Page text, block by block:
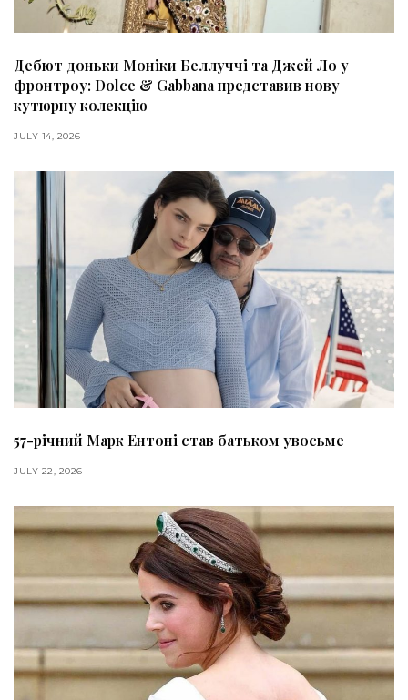
Дебют доньки Моніки Беллуччі та Джей Ло у
фронтроу: Dolce & Gabbana представив нову
кутюрну колекцію
JULY 14, 2026
57-річний Марк Ентоні став батьком увосьме
JULY 22, 2026